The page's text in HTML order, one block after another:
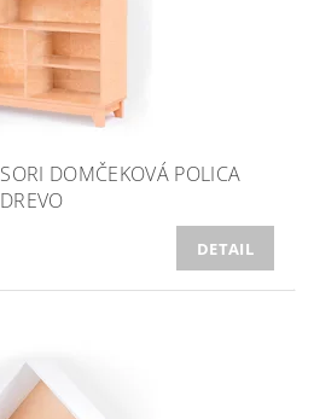
DOMČEKOVÁ POLICA
DETAIL